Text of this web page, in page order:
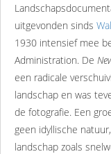
uitgevonden sinds
1930 intensief mee
Administration. De
een radicale
landschap en was
de fotografie. Een
geen idyllische
landschap zoals